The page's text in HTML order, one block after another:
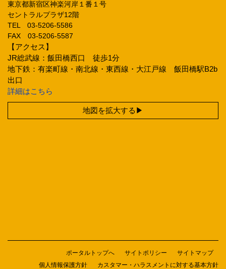
東京都新宿区神楽河岸１番１号
セントラルプラザ12階
TEL 03‐5206‐5586
FAX 03‐5206‐5587
【アクセス】
JR総武線：飯田橋西口 徒歩1分
地下鉄：有楽町線・南北線・東西線・大江戸線 飯田橋駅B2b
出口
詳細はこちら
地図を拡大する
ポータルトップへ サイトポリシー
サイトマップ
個人情報保護方針
カスタマー・ハラスメントに対する基本方針